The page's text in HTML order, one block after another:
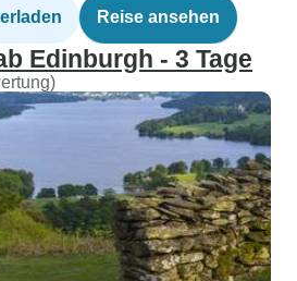
Reise ansehen
Edinburgh - 3 Tage